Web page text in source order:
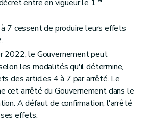
entre en vigueur le 1
7 cessent de produire leurs effets
2022, le Gouvernement peut
les modalités qu'il détermine,
des articles 4 à 7 par arrêté. Le
cet arrêté du Gouvernement dans le
A défaut de confirmation, l'arrêté
effets.